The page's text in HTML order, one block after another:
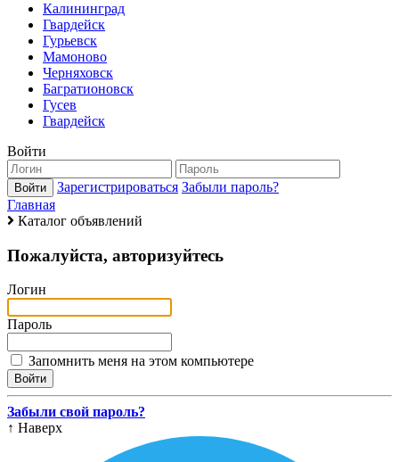
Калининград
Гвардейск
Гурьевск
Мамоново
Черняховск
Багратионовск
Гусев
Гвардейск
Войти
Зарегистрироваться Забыли пароль?
Главная
Каталог объявлений
Пожалуйста, авторизуйтесь
Логин
Пароль
Запомнить меня на этом компьютере
Забыли свой пароль?
↑ Наверх